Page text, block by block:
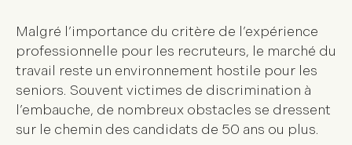
Malgré l’importance du critère de l’expérience
professionnelle pour les recruteurs, le marché du
travail reste un environnement hostile pour les
seniors. Souvent victimes de discrimination à
l’embauche, de nombreux obstacles se dressent
sur le chemin des candidats de 50 ans ou plus.